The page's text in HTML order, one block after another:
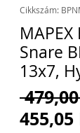
Cikkszám:
MAPEX
Snare
13x7,
455,05